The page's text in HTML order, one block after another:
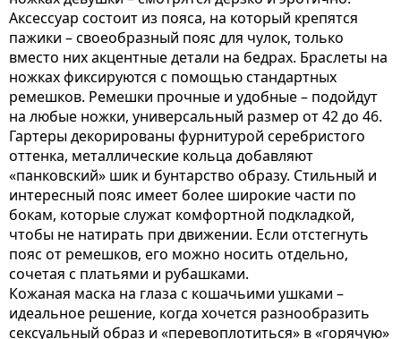
Аксессуар состоит из пояса, на который крепятся
пажики – своеобразный пояс для чулок, только
вместо них акцентные детали на бедрах. Браслеты на
ножках фиксируются с помощью стандартных
ремешков. Ремешки прочные и удобные – подойдут
на любые ножки, универсальный размер от 42 до 46.
Гартеры декорированы фурнитурой серебристого
оттенка, металлические кольца добавляют
«панковский» шик и бунтарство образу. Стильный и
интересный пояс имеет более широкие части по
бокам, которые служат комфортной подкладкой,
чтобы не натирать при движении. Если отстегнуть
пояс от ремешков, его можно носить отдельно,
сочетая с платьями и рубашками.
Кожаная маска на глаза с кошачьими ушками –
идеальное решение, когда хочется разнообразить
сексуальный образ и «перевоплотиться» в «горячую»